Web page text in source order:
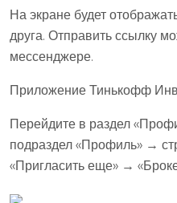
На экране будет
друга. Отправить ссылку
мессенджере.
Приложение Тинькофф
Перейдите в раздел
подраздел «Профиль» →
«Пригласить еще» →